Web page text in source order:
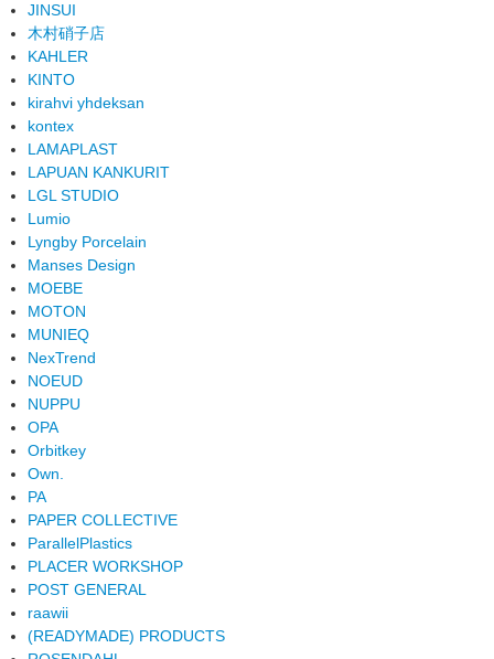
JINSUI
木村硝子店
KAHLER
KINTO
kirahvi yhdeksan
kontex
LAMAPLAST
LAPUAN KANKURIT
LGL STUDIO
Lumio
Lyngby Porcelain
Manses Design
MOEBE
MOTON
MUNIEQ
NexTrend
NOEUD
NUPPU
OPA
Orbitkey
Own.
PA
PAPER COLLECTIVE
ParallelPlastics
PLACER WORKSHOP
POST GENERAL
raawii
(READYMADE) PRODUCTS